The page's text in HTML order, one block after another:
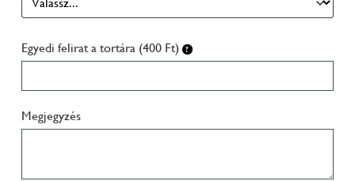
Egyedi felirat a tortára (400 Ft)
Megjegyzés